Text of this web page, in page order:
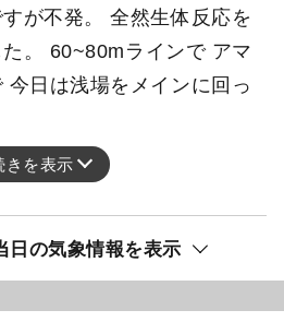
が不発。 全然生体反応を
。 60~80mラインで アマ
今日は浅場をメインに回っ
きを表示
日の気象情報を表示